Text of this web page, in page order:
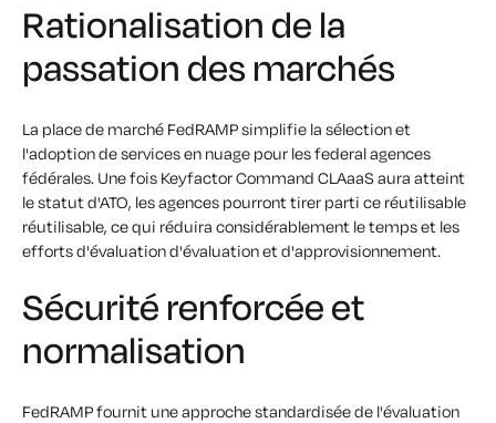
Rationalisation de la
passation des marchés
La place de marché FedRAMP simplifie la sélectionet
l'adoption de services en nuage pour lesfederalagences
fédérales. Une fois KeyfactorCommand CLAaaSaura atteint
le statut d'ATO, les agences pourronttirer parti ce réutilisable
réutilisable, ce qui réduira considérablement le temps et les
effortsd'évaluationd'évaluation et d'approvisionnement.
Sécurité renforcée et
normalisation
FedRAMP fournit une approche standardisée de l'évaluation